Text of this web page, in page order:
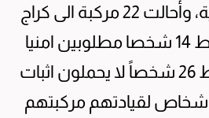
عملية أمنية ومرورية، وأحالت 22 مركبة الى كراج
الحجز فضلا عن ضبط 14 شخصا مطلوبين امنيا
وجنائيا، وكذلك ضبط 26 شخصاً لا يحملون اثبات
وضبط 6 اشخاص لقيادتهم مركبتهم